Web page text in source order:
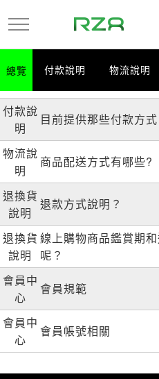
到
內
容
總覽 付款說明 物流說明
付款說
明
目前提供那些付款方式
物流說
明
商品配送方式有哪些?
退換貨
說明
退款方式說明？
退換貨
說明
線上購物商品鑑賞期
呢？
會員中
心
會員規範
會員中
心
會員帳號相關